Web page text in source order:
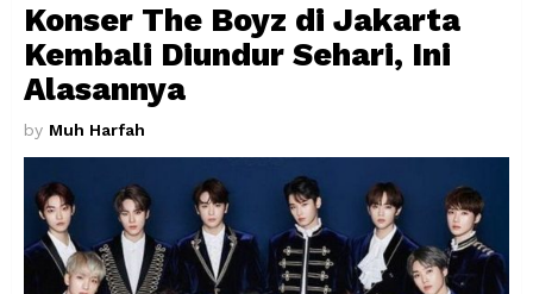
Konser The Boyz di Jakarta
Kembali Diundur Sehari, Ini
Alasannya
by Muh Harfah